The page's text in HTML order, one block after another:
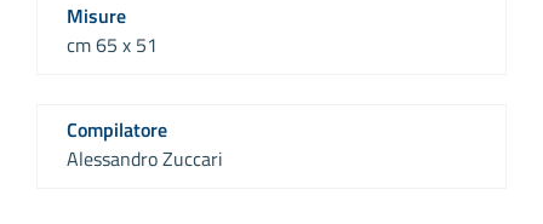
Misure
cm 65 x 51
Compilatore
Alessandro Zuccari